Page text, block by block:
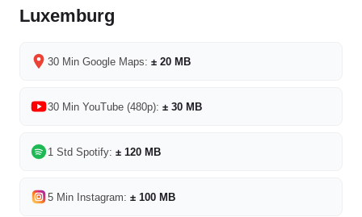
Luxemburg
30 Min Google Maps: ± 20 MB
30 Min YouTube (480p): ± 30 MB
1 Std Spotify: ± 120 MB
5 Min Instagram: ± 100 MB